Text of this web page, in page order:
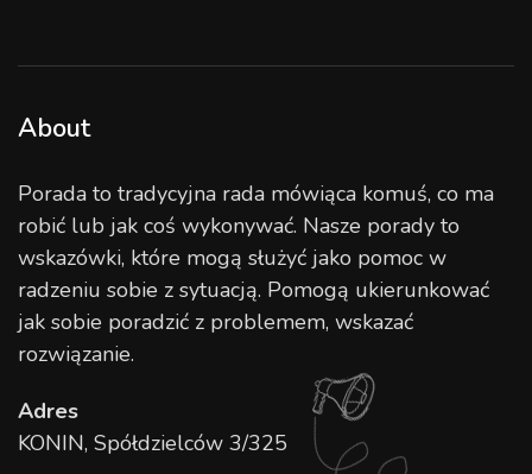
About
Porada to tradycyjna rada mówiąca komuś, co ma
robić lub jak coś wykonywać. Nasze porady to
wskazówki, które mogą służyć jako pomoc w
radzeniu sobie z sytuacją. Pomogą ukierunkować
jak sobie poradzić z problemem, wskazać
rozwiązanie.
Adres
KONIN, Spółdzielców 3/325